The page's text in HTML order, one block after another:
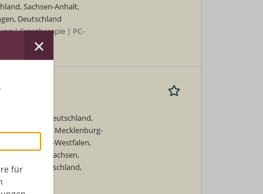
für
Sachsen-Anhalt,
Deutschland
| Ergotherapie | PC-
Berlin, Deutschland,
Deutschland, Mecklenburg-
Nordrhein-Westfalen,
Sachsen,
Holstein, Deutschland,